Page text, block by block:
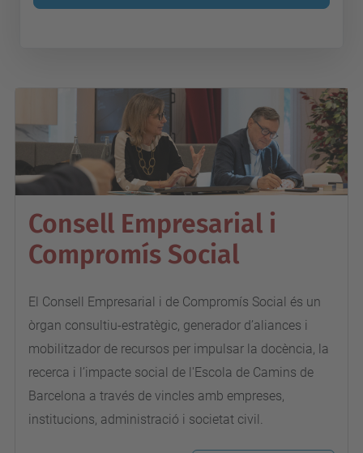
Consell Empresarial i
Compromís Social
El Consell Empresarial i de Compromís Social és un
òrgan consultiu-estratègic, generador d’aliances i
mobilitzador de recursos per impulsar la docència, la
recerca i l’impacte social de l'Escola de Camins de
Barcelona a través de vincles amb empreses,
institucions, administració i societat civil.